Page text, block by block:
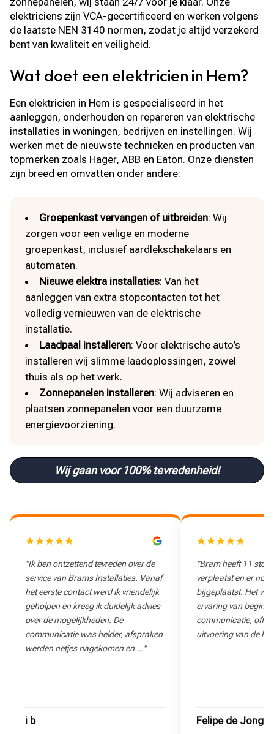
elektriciens zijn VCA-gecertificeerd en werken volgens
de laatste NEN 3140 normen, zodat je altijd verzekerd
bent van kwaliteit en veiligheid.
Wat doet een elektricien in Hem?
Een elektricien in Hem is gespecialiseerd in het
aanleggen, onderhouden en repareren van elektrische
installaties in woningen, bedrijven en instellingen. Wij
werken met de nieuwste technieken en producten van
topmerken zoals Hager, ABB en Eaton. Onze diensten
zijn breed en omvatten onder andere:
Groepenkast vervangen of uitbreiden: Wij
zorgen voor een veilige en moderne
groepenkast, inclusief aardlekschakelaars en
automaten.
Nieuwe elektra installaties: Van het
aanleggen van extra stopcontacten tot het
volledig vernieuwen van de elektrische
installatie.
Laadpaal installeren: Voor elektrische auto’s
installeren wij slimme laadoplossingen, zowel
thuis als op het werk.
Zonnepanelen installeren: Wij adviseren en
plaatsen zonnepanelen voor een duurzame
energievoorziening.
Wij gaan voor 100% tevredenheid!
"Ik ben ontzettend tevreden over de
service van Brams Installaties. Vanaf
het eerste contact werd ik vriendelijk
geholpen en kreeg ik duidelijk advies
over de mogelijkheden. De
communicatie was helder, afspraken
werden netjes nagekomen en …"
i b
"Bram heeft 11
verplaatst en er nog
bijgeplaatst. Het
ervaring van begin
communicatie,
uitvoering van de
Felipe de Jong